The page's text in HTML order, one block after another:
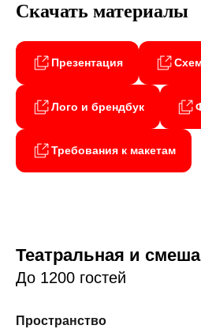
Скачать материалы
Презентация
Лого и брендбук
Требования к макетам
Театральная и
До 1200 гостей
Пространство